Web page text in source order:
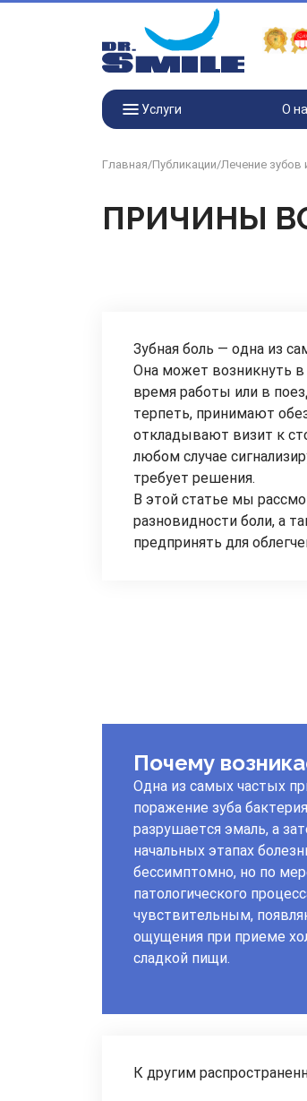
Перейти к основному контенту
Услуги О
Главная/Публикации/Лечение зубов
ПРИЧИНЫ
Зубная боль — одна из
Она может возникнуть
время работы или в
терпеть, принимают
откладывают визит к
любом случае
требует решения.
В этой статье мы
разновидности боли, а
предпринять для
Почему
Одна из самых частых
поражение зуба
разрушается эмаль, а
начальных этапах
бессимптомно, но по
патологического
чувствительным,
ощущения при приеме
сладкой пищи.
К другим